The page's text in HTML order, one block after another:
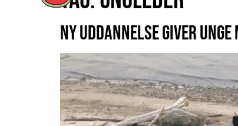
NY UDDANNELSE GIVER